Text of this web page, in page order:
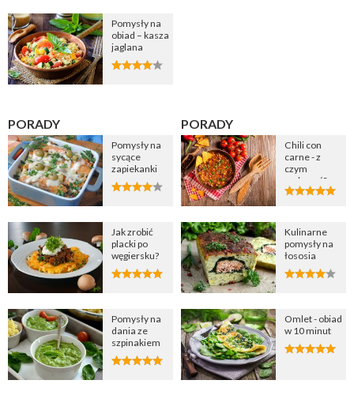
Pomysły na
obiad – kasza
jaglana
PORADY
Pomysły na
sycące
zapiekanki
Jak zrobić
placki po
węgiersku?
Pomysły na
dania ze
szpinakiem
PORADY
Chili con
carne - z
czym
podawać?
Kulinarne
pomysły na
łososia
Omlet - obiad
w 10 minut